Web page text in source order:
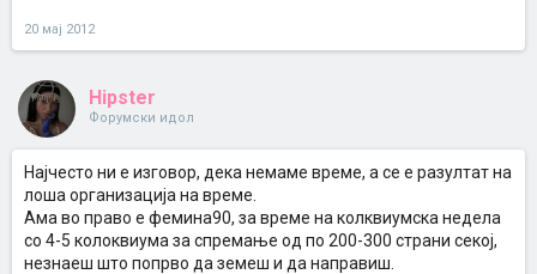
20 мај 2012
Hipster
Форумски идол
Најчесто ни е изговор, дека немаме време, а се е разултат на
лоша организација на време.
Ама во право е фемина90, за време на колквиумска недела
со 4-5 колоквиума за спремање од по 200-300 страни секој,
незнаеш што попрво да земеш и да направиш.